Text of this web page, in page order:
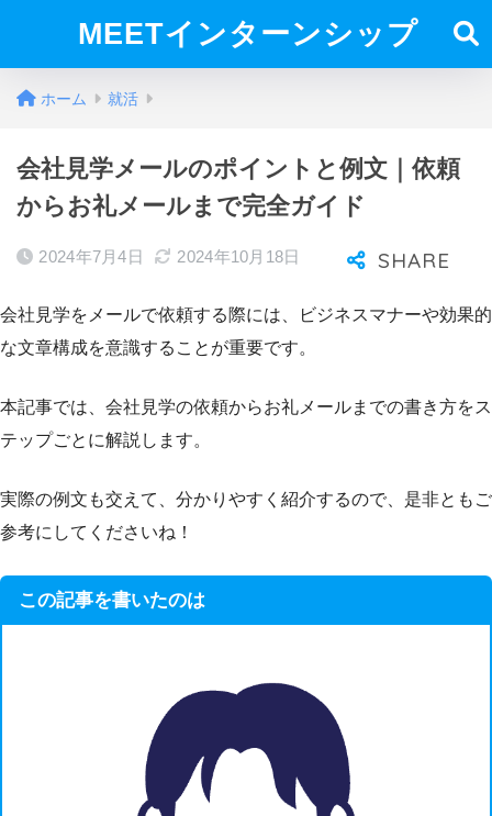
MEETインターンシップ
ホーム 就活
会社見学メールのポイントと例文｜依頼
からお礼メールまで完全ガイド
2024年7月4日 2024年10月18日
会社見学をメールで依頼する際には、ビジネスマナーや効果的
な文章構成を意識することが重要です。
本記事では、会社見学の依頼からお礼メールまでの書き方をス
テップごとに解説します。
実際の例文も交えて、分かりやすく紹介するので、是非ともご
参考にしてくださいね！
この記事を書いたのは